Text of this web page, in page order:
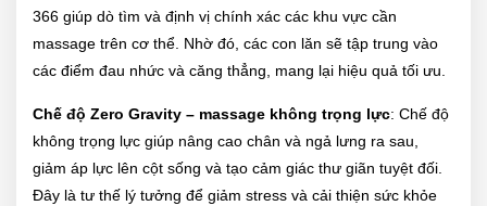
366 giúp dò tìm và định vị chính xác các khu vực cần
massage trên cơ thể. Nhờ đó, các con lăn sẽ tập trung vào
các điểm đau nhức và căng thẳng, mang lại hiệu quả tối ưu.
Chế độ Zero Gravity – massage không trọng lực: Chế độ
không trọng lực giúp nâng cao chân và ngả lưng ra sau,
giảm áp lực lên cột sống và tạo cảm giác thư giãn tuyệt đối.
Đây là tư thế lý tưởng để giảm stress và cải thiện sức khỏe